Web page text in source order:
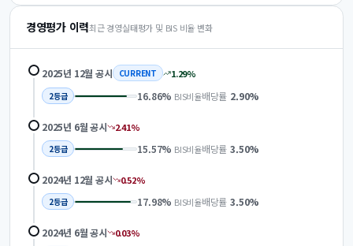
경영평가 이력최근 경영실태평가 및 BIS 비율 변화
2025년 12월 공시 CURRENT 1.29%
2등급 16.86% BIS비율배당률 2.90%
2025년 6월공시 2.41%
2등급 15.57% BIS비율배당률 3.50%
2024년 12월 공시 0.52%
2등급 17.98% BIS비율배당률 3.50%
2024년 6월공시 0.03%